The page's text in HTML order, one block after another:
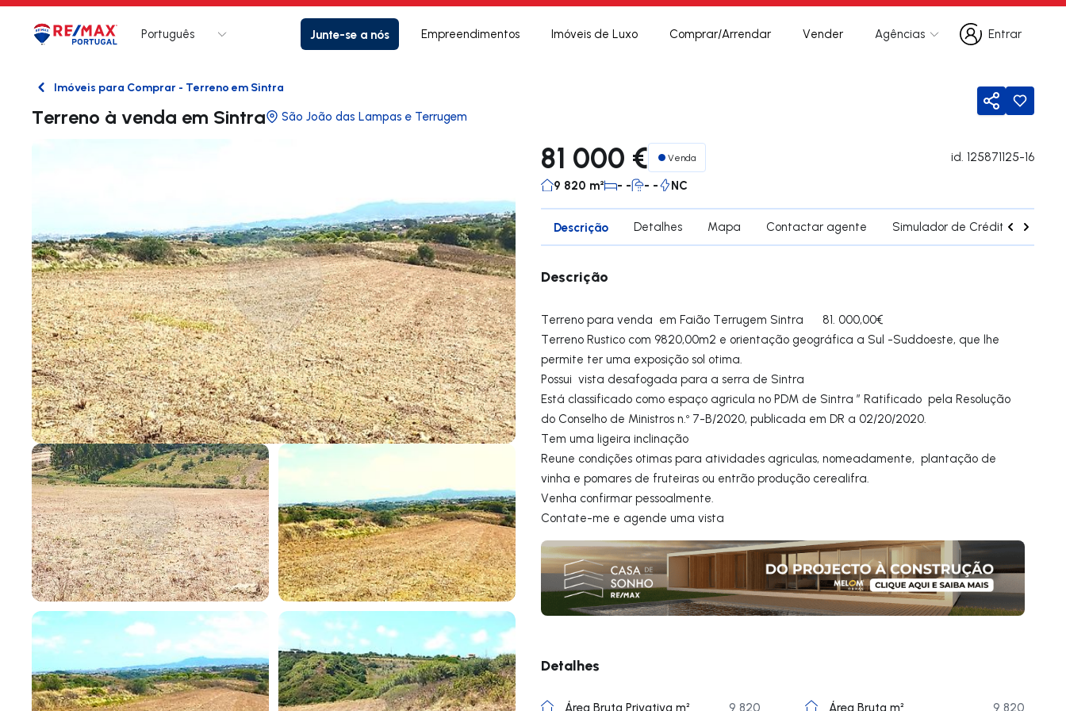
Logo Ir para página inicial
Português Junte-se a nós Empreendimentos Imóveis de Luxo Comprar/Arrendar Vender Agências
Entrar
Entrar
VoltarImóveis para Comprar - Terreno em Sintra
Terreno à venda em Sintra São João das Lampas e Terrugem Partilhar
81 000 € Venda id. 125871125-16
9 820 m² - - - - NC
Descrição Detalhes Mapa Contactar agente Simulador de Crédito
Descrição
Terreno para venda em Faião Terrugem Sintra 81. 000,00€
Terreno Rustico com 9820,00m2 e orientação geográfica a Sul -Suddoeste, que lhe
permite ter uma exposição sol otima.
Possui vista desafogada para a serra de Sintra
Está classificado como espaço agricula no PDM de Sintra ” Ratificado pela Resolução
do Conselho de Ministros n.º 7-B/2020, publicada em DR a 02/20/2020.
Tem uma ligeira inclinação
Reune condições otimas para atividades agriculas, nomeadamente, plantação de
vinha e pomares de fruteiras ou entrão produção cerealifra.
Venha confirmar pessoalmente.
Contate-me e agende uma vista
Detalhes
Área Bruta Privativa m² 9 820 Área Bruta m² 9 820